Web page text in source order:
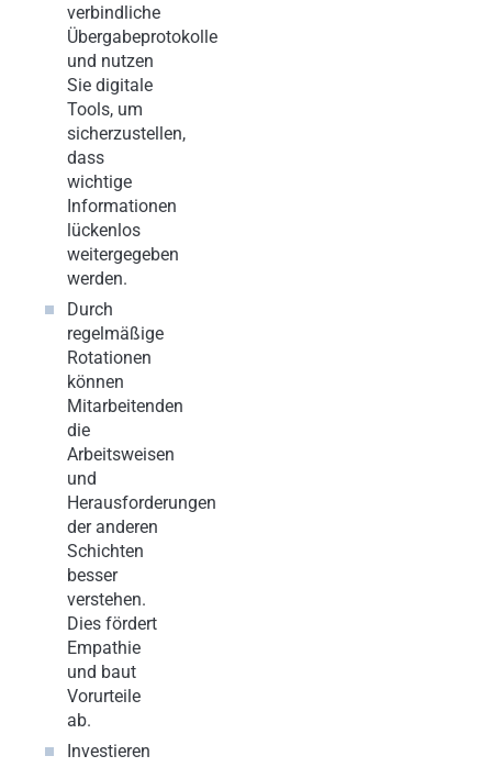
verbindliche
Übergabeprotokolle
und nutzen
Sie digitale
Tools, um
sicherzustellen,
dass
wichtige
Informationen
lückenlos
weitergegeben
werden.
Durch
regelmäßige
Rotationen
können
Mitarbeitenden
die
Arbeitsweisen
und
Herausforderungen
der anderen
Schichten
besser
verstehen.
Dies fördert
Empathie
und baut
Vorurteile
ab.
Investieren